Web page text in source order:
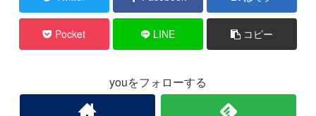
Pocket LINE コピー
youをフォローする